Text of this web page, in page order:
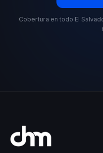
Cobertura en todo El